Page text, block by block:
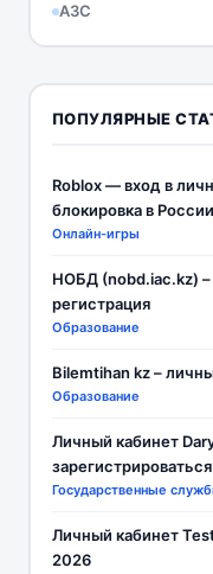
АЗС
ПОПУЛЯРНЫЕ
Roblox — вход в
блокировка в
Онлайн-игры
НОБД (nobd.iac.kz) –
регистрация
Образование
Bilemtihan kz –
Образование
Личный кабинет
Государственные
Личный кабинет
2026